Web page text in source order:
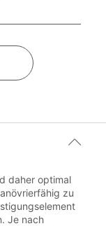
daher optimal
zu
Je nach